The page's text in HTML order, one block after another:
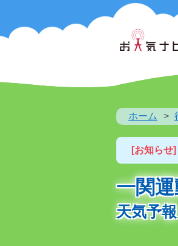
ホーム
[お知らせ]
一関
天気予報